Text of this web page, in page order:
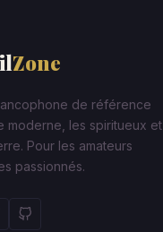
Zone
de référence
moderne, les spiritueux et
Pour les amateurs
passionnés.